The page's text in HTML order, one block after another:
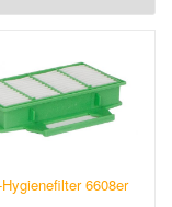
6608er